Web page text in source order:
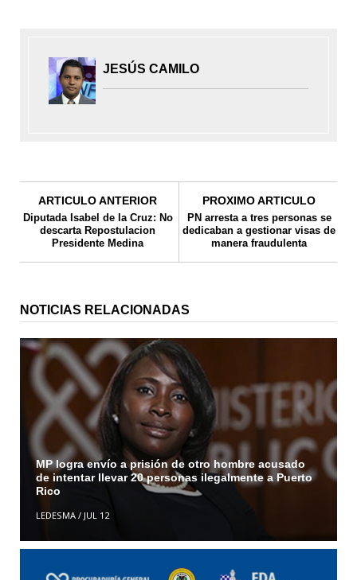
JESÚS CAMILO
ARTICULO ANTERIOR
Diputada Isabel de la Cruz: No
descarta Repostulacion
Presidente Medina
PROXIMO ARTICULO
PN arresta a tres personas se
dedicaban a gestionar visas de
manera fraudulenta
NOTICIAS RELACIONADAS
MP logra envío a prisión de otro hombre acusado
de intentar llevar 20 personas ilegalmente a Puerto
Rico
LEDESMA/ JUL 12